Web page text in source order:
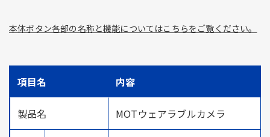
本体ボタン各部の名称と機能についてはこちらをご覧ください。
項目名 内容
製品名 MOTウェアラブルカメラ